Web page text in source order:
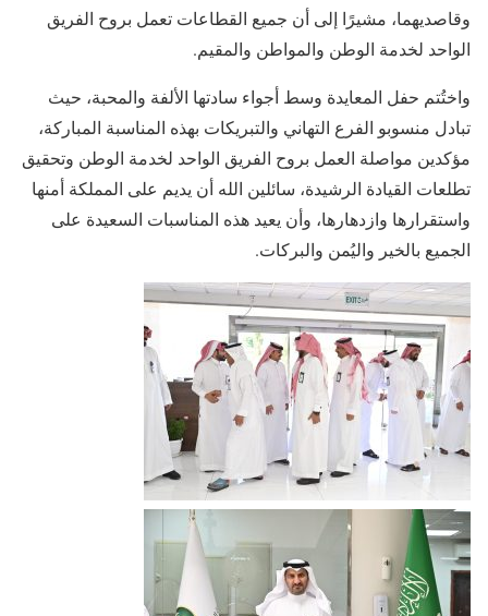
وقاصديهما، مشيرًا إلى أن جميع القطاعات تعمل بروح الفريق
الواحد لخدمة الوطن والمواطن والمقيم.
واختُتم حفل المعايدة وسط أجواء سادتها الألفة والمحبة، حيث
تبادل منسوبو الفرع التهاني والتبريكات بهذه المناسبة المباركة،
مؤكدين مواصلة العمل بروح الفريق الواحد لخدمة الوطن وتحقيق
تطلعات القيادة الرشيدة، سائلين الله أن يديم على المملكة أمنها
واستقرارها وازدهارها، وأن يعيد هذه المناسبات السعيدة على
الجميع بالخير واليُمن والبركات.